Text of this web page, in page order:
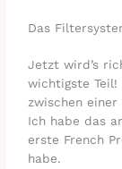
Das
Jetzt wird’s
wichtigste
zwischen einer
Ich habe das
erste French
habe.